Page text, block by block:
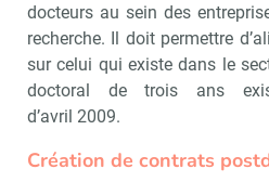
docteurs au sein des
recherche. Il doit permettre
sur celui qui existe dans le
doctoral de trois ans
d’avril 2009.
Création de contrats